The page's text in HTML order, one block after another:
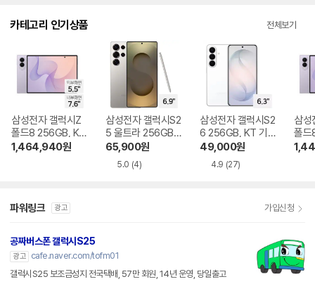
카테고리 인기상품 전체보기
삼성전자 갤럭시Z
폴드8 256GB, KT
기기변경 완납
1,464,940원
삼성전자 갤럭시S2
5 울트라 256GB,
KT 번호이동 완납
65,900원
5.0 (4)
삼성전자 갤럭시S2
6 256GB, KT 기기
변경 완납
49,000원
4.9 (27)
삼성
폴
번호
파워링크 광고 가입신청
공짜버스폰 갤럭시S25
광고
cafe.naver.com/tofm01
갤럭시S25 보조금성지 전국택배, 57만 회원, 14년 운영, 당일출고